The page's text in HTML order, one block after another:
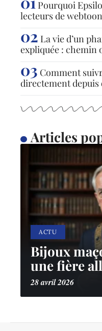
Pourquoi
lecteurs de
La vie d’un
expliquée : chemin
Comment
directement depuis
Articles
ACTU
Bijoux
une fière
28 avril 2026